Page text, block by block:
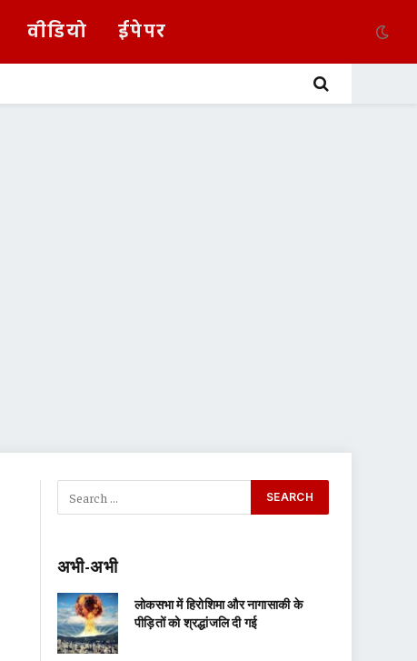
वीडियो ईपेपर
अभी-अभी
लोकसभा में हिरोशिमा और नागासाकी के
पीड़ितों को श्रद्धांजलि दी गई